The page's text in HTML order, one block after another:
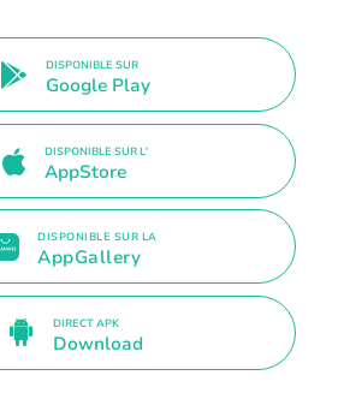
DISPONIBLE SUR
Google Play
DISPONIBLE SUR L'
AppStore
DISPONIBLE SUR LA
AppGallery
DIRECT APK
Download